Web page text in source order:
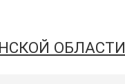
ОБЛАСТИ